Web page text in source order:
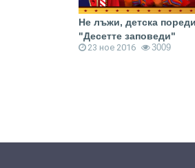
Не лъжи, детска
"Десетте заповеди"
23 ное 2016 3009